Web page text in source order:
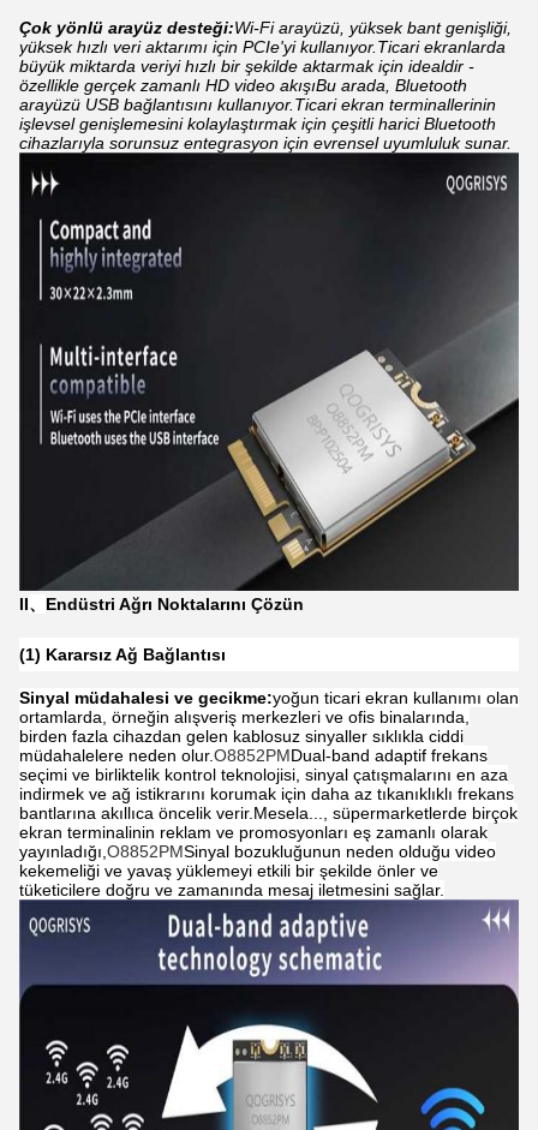
Çok yönlü arayüz desteği:Wi-Fi arayüzü, yüksek bant genişliği,
yüksek hızlı veri aktarımı için PCIe'yi kullanıyor.Ticari ekranlarda
büyük miktarda veriyi hızlı bir şekilde aktarmak için idealdir -
özellikle gerçek zamanlı HD video akışıBu arada, Bluetooth
arayüzü USB bağlantısını kullanıyor.Ticari ekran terminallerinin
işlevsel genişlemesini kolaylaştırmak için çeşitli harici Bluetooth
cihazlarıyla sorunsuz entegrasyon için evrensel uyumluluk sunar.
II、 Endüstri Ağrı Noktalarını Çözün
(1) Kararsız Ağ Bağlantısı
Sinyal müdahalesi ve gecikme:yoğun ticari ekran kullanımı olan
ortamlarda, örneğin alışveriş merkezleri ve ofis binalarında,
birden fazla cihazdan gelen kablosuz sinyaller sıklıkla ciddi
müdahalelere neden olur.O8852PMDual-band adaptif frekans
seçimi ve birliktelik kontrol teknolojisi, sinyal çatışmalarını en aza
indirmek ve ağ istikrarını korumak için daha az tıkanıklıklı frekans
bantlarına akıllıca öncelik verir.Mesela..., süpermarketlerde birçok
ekran terminalinin reklam ve promosyonları eş zamanlı olarak
yayınladığı, O8852PMSinyal bozukluğunun neden olduğu video
kekemeliği ve yavaş yüklemeyi etkili bir şekilde önler ve
tüketicilere doğru ve zamanında mesaj iletmesini sağlar.